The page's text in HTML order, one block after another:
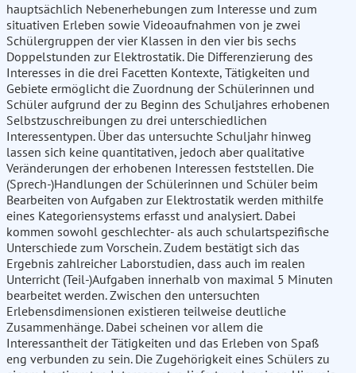
hauptsächlich Nebenerhebungen zum Interesse und zum
situativen Erleben sowie Videoaufnahmen von je zwei
Schülergruppen der vier Klassen in den vier bis sechs
Doppelstunden zur Elektrostatik. Die Differenzierung des
Interesses in die drei Facetten Kontexte, Tätigkeiten und
Gebiete ermöglicht die Zuordnung der Schülerinnen und
Schüler aufgrund der zu Beginn des Schuljahres erhobenen
Selbstzuschreibungen zu drei unterschiedlichen
Interessentypen. Über das untersuchte Schuljahr hinweg
lassen sich keine quantitativen, jedoch aber qualitative
Veränderungen der erhobenen Interessen feststellen. Die
(Sprech-)Handlungen der Schülerinnen und Schüler beim
Bearbeiten von Aufgaben zur Elektrostatik werden mithilfe
eines Kategoriensystems erfasst und analysiert. Dabei
kommen sowohl geschlechter- als auch schulartspezifische
Unterschiede zum Vorschein. Zudem bestätigt sich das
Ergebnis zahlreicher Laborstudien, dass auch im realen
Unterricht (Teil-)Aufgaben innerhalb von maximal 5 Minuten
bearbeitet werden. Zwischen den untersuchten
Erlebensdimensionen existieren teilweise deutliche
Zusammenhänge. Dabei scheinen vor allem die
Interessantheit der Tätigkeiten und das Erleben von Spaß
eng verbunden zu sein. Die Zugehörigkeit eines Schülers zu